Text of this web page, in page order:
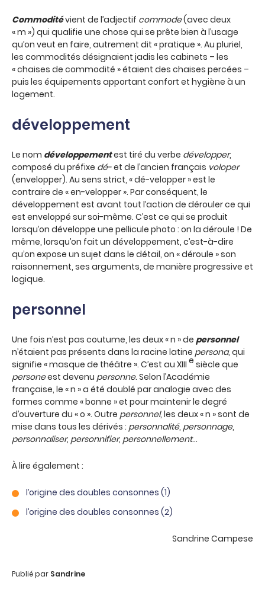
Commoditévient de l’adjectif commode(avec deux
« m ») qui qualifie une chose qui se prête bien à l’usage
qu’on veut en faire, autrement dit « pratique ». Au pluriel,
les commodités désignaient jadis les cabinets – les
« chaises de commodité » étaient des chaises percées –
puis les équipements apportant confort et hygiène à un
logement.
développement
Le nom développementest tiré du verbe développer,
composé du préfixe dé-et de l’ancien français voloper
(envelopper). Au sens strict, « dé-velopper » est le
contraire de « en-velopper ». Par conséquent, le
développement est avant tout l’action de dérouler ce qui
est enveloppé sur soi-même. C’est ce qui se produit
lorsqu’on développe une pellicule photo : on la déroule ! De
même, lorsqu’on fait un développement, c’est-à-dire
qu’on expose un sujet dans le détail, on « déroule » son
raisonnement, ses arguments, de manière progressive et
logique.
personnel
Une fois n’est pas coutume, les deux « n » de personnel
n’étaient pas présents dans la racine latine persona, qui
signifie « masque de théâtre ». C’est au XIII e siècle que
personeest devenu personne. Selon l’Académie
française, le « n » a été doublé par analogie avec des
formes comme « bonne » et pour maintenir le degré
d’ouverture du « o ». Outre personnel, les deux « n » sont de
mise dans tous les dérivés : personnalité, personnage,
personnaliser, personnifier, personnellement…
À lire également :
l’origine des doubles consonnes (1)
l’origine des doubles consonnes (2)
Sandrine Campese
Publié par Sandrine